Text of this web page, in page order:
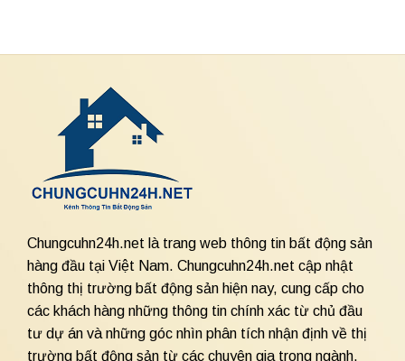
Chungcuhn24h.net là trang web thông tin bất động sản
hàng đầu tại Việt Nam. Chungcuhn24h.net cập nhật
thông thị trường bất động sản hiện nay, cung cấp cho
các khách hàng những thông tin chính xác từ chủ đầu
tư dự án và những góc nhìn phân tích nhận định về thị
trường bất động sản từ các chuyên gia trong ngành.